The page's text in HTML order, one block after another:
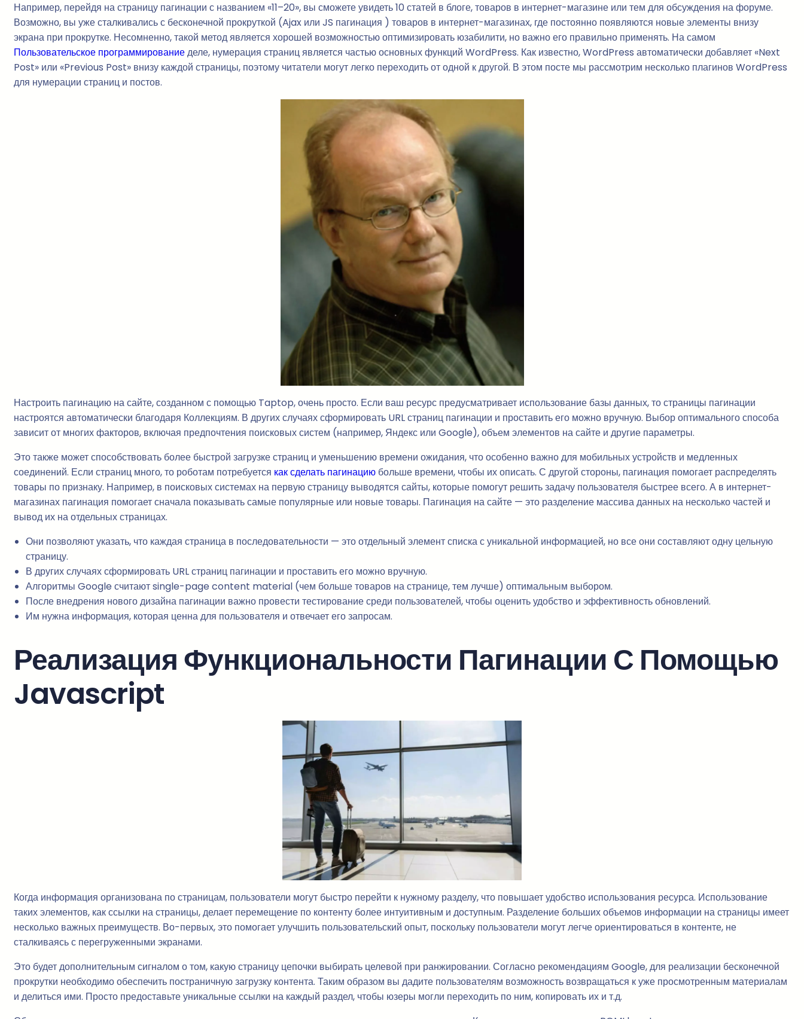
Например, перейдя на страницу пагинации с названием «11–20», вы сможете увидеть 10 статей в блоге, товаров в интернет-магазине или тем для обсуждения на форуме.
Возможно, вы уже сталкивались с бесконечной прокруткой (Ajax или JS пагинация ) товаров в интернет-магазинах, где постоянно появляются новые элементы внизу
экрана при прокрутке. Несомненно, такой метод является хорошей возможностью оптимизировать юзабилити, но важно его правильно применять. На самом
Пользовательское программированиеделе, нумерация страниц является частью основных функций WordPress. Как известно, WordPress автоматически добавляет «Next
Post» или «Previous Post» внизу каждой страницы, поэтому читатели могут легко переходить от одной к другой. В этом посте мы рассмотрим несколько плагинов WordPress
для нумерации страниц и постов.
Настроить пагинацию на сайте, созданном с помощью Taptop, очень просто. Если ваш ресурс предусматривает использование базы данных, то страницы пагинации
настроятся автоматически благодаря Коллекциям. В других случаях сформировать URL страниц пагинации и проставить его можно вручную. Выбор оптимального способа
зависит от многих факторов, включая предпочтения поисковых систем (например, Яндекс или Google), объем элементов на сайте и другие параметры.
Это также может способствовать более быстрой загрузке страниц и уменьшению времени ожидания, что особенно важно для мобильных устройств и медленных
соединений. Если страниц много, то роботам потребуется как сделать пагинацию больше времени, чтобы их описать. С другой стороны, пагинация помогает распределять
товары по признаку. Например, в поисковых системах на первую страницу выводятся сайты, которые помогут решить задачу пользователя быстрее всего. А в интернет-
магазинах пагинация помогает сначала показывать самые популярные или новые товары. Пагинация на сайте — это разделение массива данных на несколько частей и
вывод их на отдельных страницах.
Они позволяют указать, что каждая страница в последовательности — это отдельный элемент списка с уникальной информацией, но все они составляют одну цельную
страницу.
В других случаях сформировать URL страниц пагинации и проставить его можно вручную.
Алгоритмы Google считают single-page content material (чем больше товаров на странице, тем лучше) оптимальным выбором.
После внедрения нового дизайна пагинации важно провести тестирование среди пользователей, чтобы оценить удобство и эффективность обновлений.
Им нужна информация, которая ценна для пользователя и отвечает его запросам.
Реализация Функциональности Пагинации С Помощью
Javascript
Когда информация организована по страницам, пользователи могут быстро перейти к нужному разделу, что повышает удобство использования ресурса. Использование
таких элементов, как ссылки на страницы, делает перемещение по контенту более интуитивным и доступным. Разделение больших объемов информации на страницы имеет
несколько важных преимуществ. Во-первых, это помогает улучшить пользовательский опыт, поскольку пользователи могут легче ориентироваться в контенте, не
сталкиваясь с перегруженными экранами.
Это будет дополнительным сигналом о том, какую страницу цепочки выбирать целевой при ранжировании. Согласно рекомендациям Google, для реализации бесконечной
прокрутки необходимо обеспечить постраничную загрузку контента. Таким образом вы дадите пользователям возможность возвращаться к уже просмотренным материалам
и делиться ими. Просто предоставьте уникальные ссылки на каждый раздел, чтобы юзеры могли переходить по ним, копировать их и т.д.